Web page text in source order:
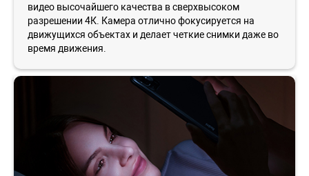
видео высочайшего качества в сверхвысоком
разрешении 4К. Камера отлично фокусируется на
движущихся объектах и делает четкие снимки даже во
время движения.